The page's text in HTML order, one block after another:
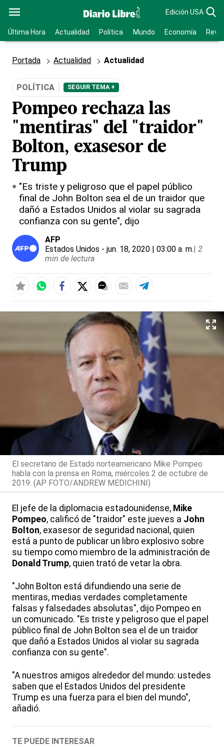
Edición USA
Última Hora Actualidad Política Mundo Economía
Portada Actualidad Actualidad
POLÍTICA SEGUIR TEMA +
Pompeo rechaza las
"mentiras" del "traidor"
Bolton, exasesor de
Trump
"Es triste y peligroso que el papel público
final de John Bolton sea el de un traidor que
dañó a Estados Unidos al violar su sagrada
confianza con su gente", dijo
AFP
Estados Unidos - jun. 18, 2020 | 03:00 a. m.| 2
min de lectura
El secretario de Estado norteamericano Mike Pompeo
habla con la prensa en Roma, miércoles 2 de octubre de
2019. (AP FOTO/ANDREW MEDICHINI)
El jefe de la diplomacia estadounidense, Mike
Pompeo, calificó de "traidor" este jueves a John
Bolton, exasesor de seguridad nacional, quien
está a punto de publicar un libro explosivo sobre
su tiempo como miembro de la administración de
Donald Trump, quien trató de vetar la obra.
"John Bolton está difundiendo una serie de
mentiras, medias verdades completamente
falsas y falsedades absolutas", dijo Pompeo en
un comunicado. "Es triste y peligroso que el papel
público final de John Bolton sea el de un traidor
que dañó a Estados Unidos al violar su sagrada
confianza con su gente".
"A nuestros amigos alrededor del mundo: ustedes
saben que el Estados Unidos del presidente
Trump es una fuerza para el bien del mundo",
añadió.
TE PUEDE INTERESAR